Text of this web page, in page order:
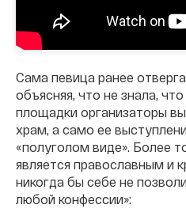
Сама певица ранее
объясняя, что не знала,
площадки организаторы
храм, а само ее
«полуголом виде». Более
является православным и
никогда бы себе не
любой конфессии»: